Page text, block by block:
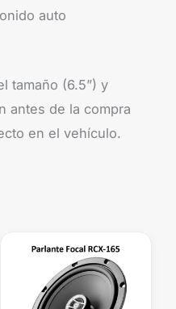
auto
tamaño (6.5”) y
antes de la compra
en el vehículo.